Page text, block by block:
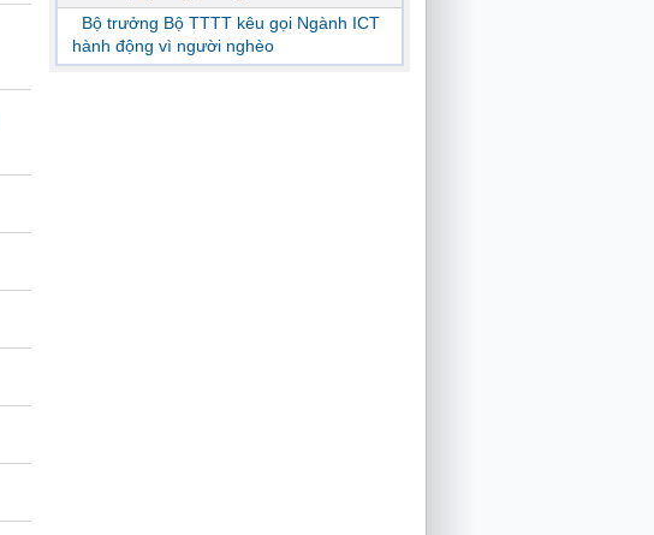
Bộ trưởng Bộ TTTT kêu gọi Ngành ICT
hành động vì người nghèo